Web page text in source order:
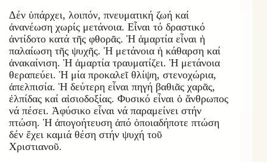
Δέν ὑπάρχει, λοιπόν, πνευματική ζωή καί
ἀνανέωση χωρίς μετάνοια. Εἶναι τό δραστικό
ἀντίδοτο κατά τῆς φθορᾶς. Ἡ ἁμαρτία εἶναι ἡ
παλαίωση τῆς ψυχῆς. Ἡ μετάνοια ἡ κάθαρση καί
ἀνακαίνιση. Ἡ ἁμαρτία τραυματίζει. Ἡ μετάνοια
θεραπεύει. Ἡ μία προκαλεῖ θλίψη, στενοχώρια,
ἀπελπισία. Ἡ δεύτερη εἶναι πηγή βαθιᾶς χαρᾶς,
ἐλπίδας καί αἰσιοδοξίας. Φυσικό εἶναι ὁ ἄνθρωπος
νά πέσει. Ἀφύσικο εἶναι νά παραμείνει στήν
πτώση. Ἡ ἀπογοήτευση ἀπό ὁποιαδήποτε πτώση
δέν ἔχει καμιά θέση στήν ψυχή τοῦ
Χριστιανοῦ.